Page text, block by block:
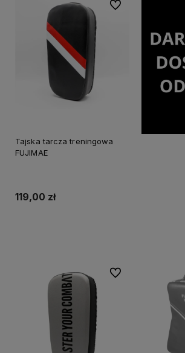
Tajska tarcza treningowa
FUJIMAE
119,00 zł
Do ulubionych
Do ulubionych